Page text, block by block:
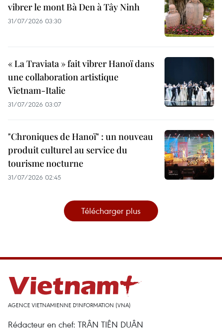
vibrer le mont Bà Den à Tây Ninh
31/07/2026 03:30
« La Traviata » fait vibrer Hanoï dans
une collaboration artistique
Vietnam-Italie
31/07/2026 03:07
"Chroniques de Hanoï" : un nouveau
produit culturel au service du
tourisme nocturne
31/07/2026 02:45
Télécharger plus
AGENCE VIETNAMIENNE D'INFORMATION (VNA)
Rédacteur en chef: TRÂN TIÊN DUÂN